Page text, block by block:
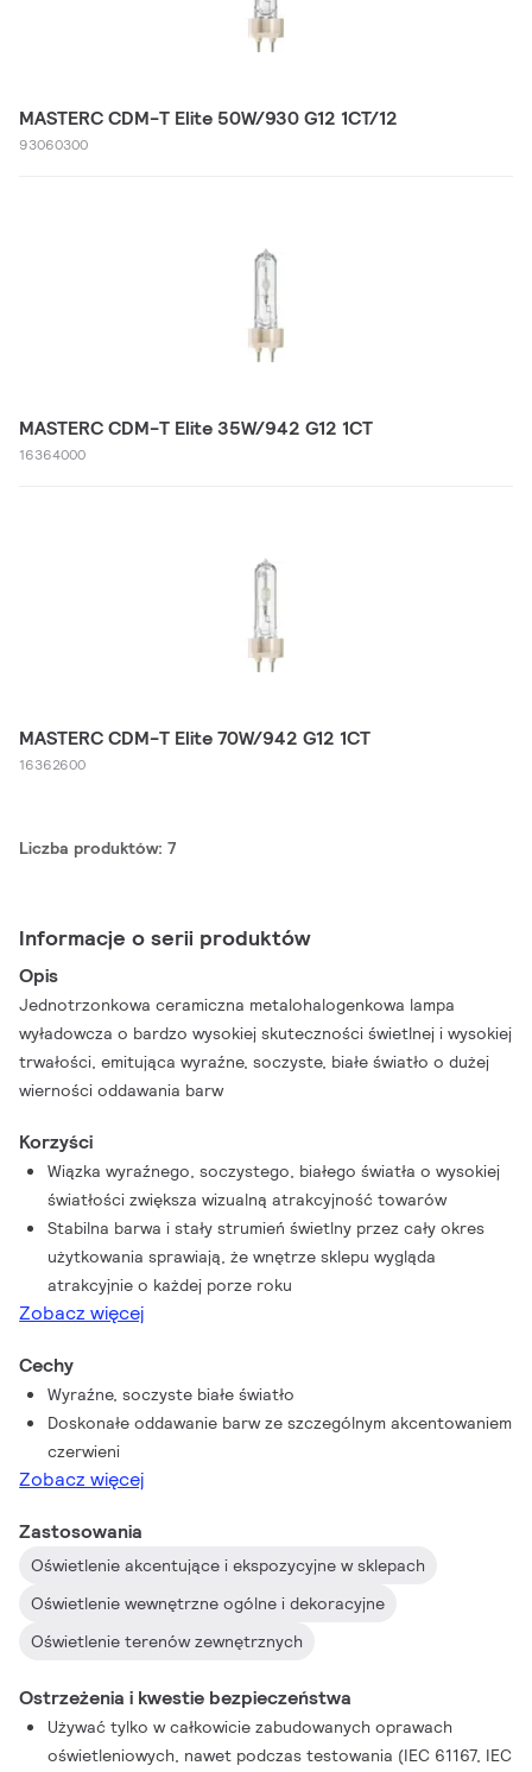
MASTERC CDM-T Elite 50W/930 G12 1CT/12
93060300
MASTERC CDM-T Elite 35W/942 G12 1CT
16364000
MASTERC CDM-T Elite 70W/942 G12 1CT
16362600
Liczba produktów: 7
Informacje o serii produktów
Opis
Jednotrzonkowa ceramiczna metalohalogenkowa lampa
wyładowcza o bardzo wysokiej skuteczności świetlnej i wysokiej
trwałości, emitująca wyraźne, soczyste, białe światło o dużej
wierności oddawania barw
Korzyści
Wiązka wyraźnego, soczystego, białego światła o wysokiej
światłości zwiększa wizualną atrakcyjność towarów
Stabilna barwa i stały strumień świetlny przez cały okres
użytkowania sprawiają, że wnętrze sklepu wygląda
atrakcyjnie o każdej porze roku
Zobacz więcej
Cechy
Wyraźne, soczyste białe światło
Doskonałe oddawanie barw ze szczególnym akcentowaniem
czerwieni
Zobacz więcej
Zastosowania
Oświetlenie akcentujące i ekspozycyjne w sklepach
Oświetlenie wewnętrzne ogólne i dekoracyjne
Oświetlenie terenów zewnętrznych
Ostrzeżenia i kwestie bezpieczeństwa
Używać tylko w całkowicie zabudowanych oprawach
oświetleniowych, nawet podczas testowania (IEC 61167, IEC